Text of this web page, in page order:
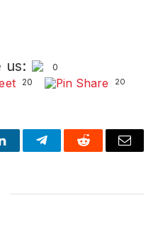
us:
0
20 20
LinkedInTelegramReddit Email